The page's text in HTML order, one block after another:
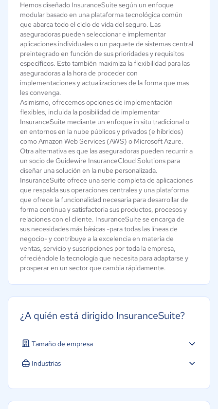
Hemos diseñado InsuranceSuite según un enfoque
modular basado en una plataforma tecnológica común
que abarca todo el ciclo de vida del seguro. Las
aseguradoras pueden seleccionar e implementar
aplicaciones individuales o un paquete de sistemas central
preintegrado en función de sus prioridades y requisitos
específicos. Esto también maximiza la flexibilidad para las
aseguradoras a la hora de proceder con
implementaciones y actualizaciones de la forma que mas
les convenga.
Asimismo, ofrecemos opciones de implementación
flexibles, incluida la posibilidad de implementar
InsuranceSuite mediante un enfoque in situ tradicional o
en entornos en la nube públicos y privados (e híbridos)
como Amazon Web Services (AWS) o Microsoft Azure.
Otra alternativa es que las aseguradoras pueden recurrir a
un socio de Guidewire InsuranceCloud Solutions para
diseñar una solución en la nube personalizada.
InsuranceSuite ofrece una serie completa de aplicaciones
que respalda sus operaciones centrales y una plataforma
que ofrece la funcionalidad necesaria para desarrollar de
forma continua y satisfactoria sus productos, procesos y
relaciones con el cliente. InsuranceSuite se encarga de
sus necesidades más básicas -para todas las líneas de
negocio- y contribuye a la excelencia en materia de
ventas, servicio y suscripciones por toda la empresa,
ofreciéndole la tecnología que necesita para adaptarse y
prosperar en un sector que cambia rápidamente.
¿A quién está dirigido InsuranceSuite?
Tamaño de empresa
Industrias